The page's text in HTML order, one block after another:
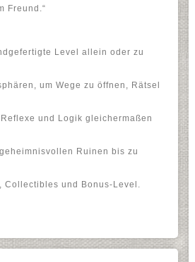
Freund.“
Level allein oder zu
um Wege zu öffnen, Rätsel
und Logik gleichermaßen
Ruinen bis zu
Collectibles und Bonus-Level.